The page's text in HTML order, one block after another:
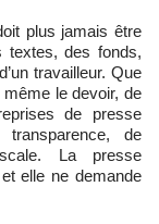
plus jamais être
textes, des fonds,
travailleur. Que
même le devoir, de
de presse
de
La presse
elle ne demande